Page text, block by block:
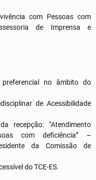
com Pessoas com
de Imprensa e
no âmbito do
de Acessibilidade
recepção: “Atendimento
com deficiência” –
da Comissão de
do TCE-ES.